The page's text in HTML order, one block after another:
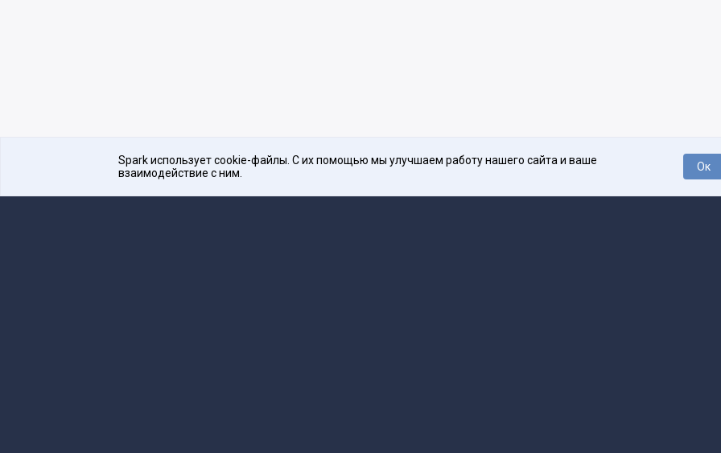
Ок
Spark использует cookie-файлы. С их помощью мы улучшаем работу нашего сайта и ваше
взаимодействие с ним.